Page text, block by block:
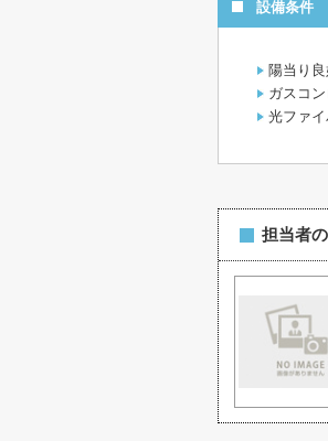
設備条件
陽当り
ガスコン
光ファイ
担当者